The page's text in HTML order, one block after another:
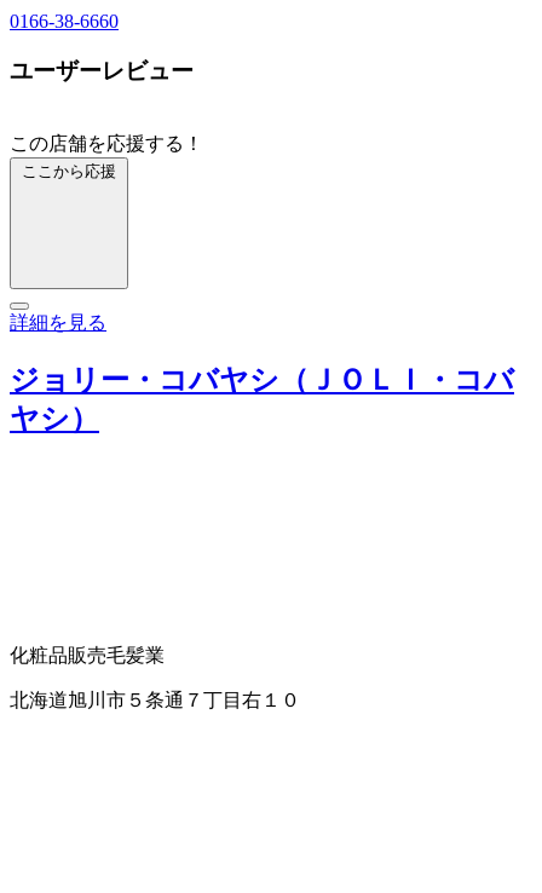
0166-38-6660
ユーザーレビュー
この店舗を応援する！
ここから応援
詳細を見る
ジョリー・コバヤシ（ＪＯＬＩ・コバ
ヤシ）
化粧品販売毛髪業
北海道旭川市５条通７丁目右１０